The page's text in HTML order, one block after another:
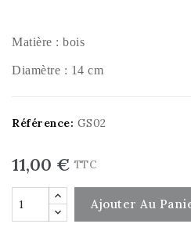
Matière : bois
Diamètre : 14 cm
Référence: GS02
11,00 € TTC
Ajouter Au